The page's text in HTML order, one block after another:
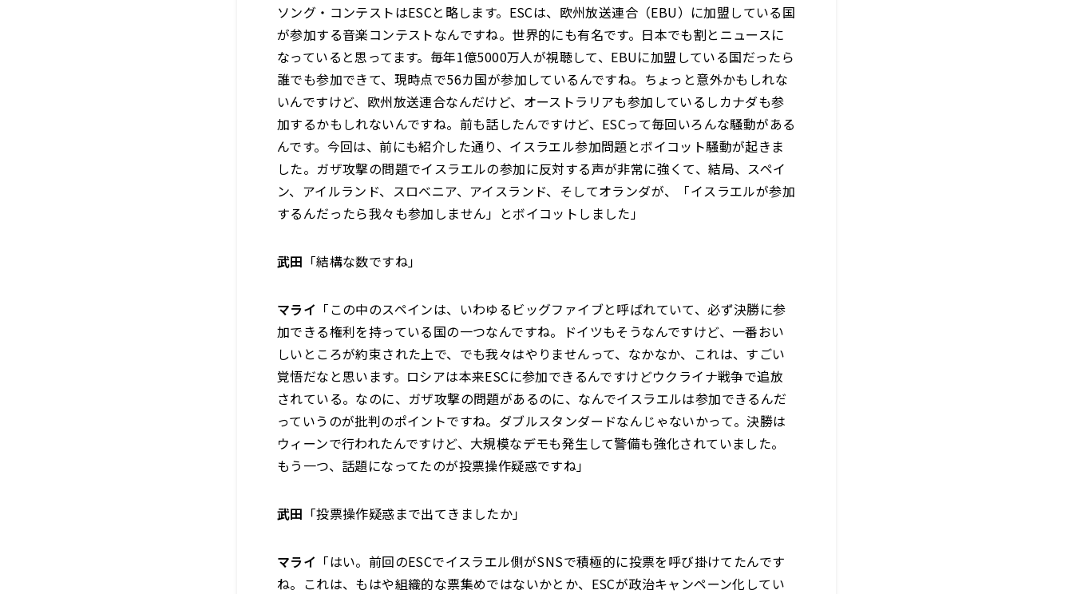
ソング・コンテストはESCと略します。ESCは、欧州放送連合（EBU）に加盟している国
が参加する音楽コンテストなんですね。世界的にも有名です。日本でも割とニュースに
なっていると思ってます。毎年1億5000万人が視聴して、EBUに加盟している国だったら
誰でも参加できて、現時点で56カ国が参加しているんですね。ちょっと意外かもしれな
いんですけど、欧州放送連合なんだけど、オーストラリアも参加しているしカナダも参
加するかもしれないんですね。前も話したんですけど、ESCって毎回いろんな騒動がある
んです。今回は、前にも紹介した通り、イスラエル参加問題とボイコット騒動が起きま
した。ガザ攻撃の問題でイスラエルの参加に反対する声が非常に強くて、結局、スペイ
ン、アイルランド、スロベニア、アイスランド、そしてオランダが、「イスラエルが参加
するんだったら我々も参加しません」とボイコットしました」
武田 「結構な数ですね」
マライ 「この中のスペインは、いわゆるビッグファイブと呼ばれていて、必ず決勝に参
加できる権利を持っている国の一つなんですね。ドイツもそうなんですけど、一番おい
しいところが約束された上で、でも我々はやりませんって、なかなか、これは、すごい
覚悟だなと思います。ロシアは本来ESCに参加できるんですけどウクライナ戦争で追放
されている。なのに、ガザ攻撃の問題があるのに、なんでイスラエルは参加できるんだ
っていうのが批判のポイントですね。ダブルスタンダードなんじゃないかって。決勝は
ウィーンで行われたんですけど、大規模なデモも発生して警備も強化されていました。
もう一つ、話題になってたのが投票操作疑惑ですね」
武田 「投票操作疑惑まで出てきましたか」
マライ 「はい。前回のESCでイスラエル側がSNSで積極的に投票を呼び掛けてたんです
ね。これは、もはや組織的な票集めではないかとか、ESCが政治キャンペーン化してい